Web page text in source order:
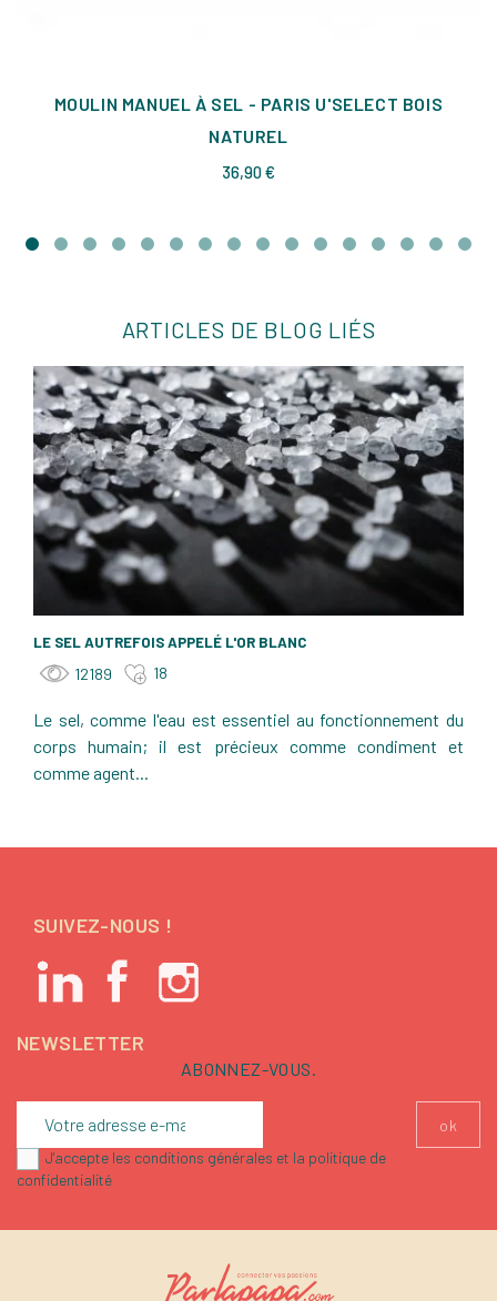
MOULIN MANUEL À SEL - PARIS U'SELECT BOIS
NATUREL
36,90 €
ARTICLES DE BLOG LIÉS
LE SEL AUTREFOIS APPELÉ L'OR BLANC
12189 18
Le sel, comme l'eau est essentiel au fonctionnement du
corps humain; il est précieux comme condiment et
comme agent...
SUIVEZ-NOUS !
NEWSLETTER
ABONNEZ-VOUS.
J'accepte les conditions générales et la politique de
confidentialité